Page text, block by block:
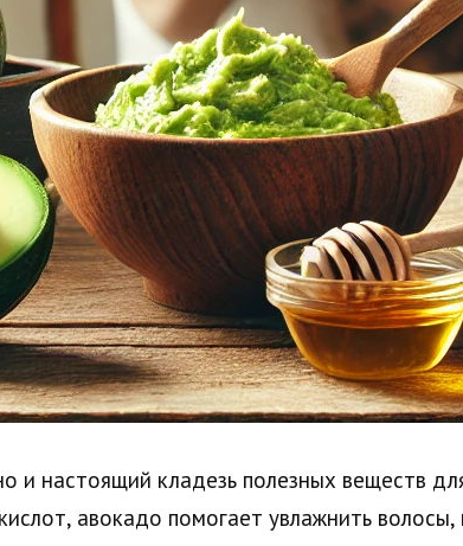
и настоящий кладезь полезных веществ
авокадо помогает увлажнить волосы,